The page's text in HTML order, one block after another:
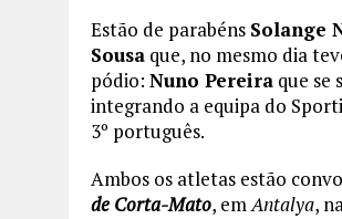
Estão de parabéns Solange
Sousa que, no mesmo dia
pódio: Nuno Pereira que se
integrando a equipa do
3º português.
Ambos os atletas estão
de Corta-Mato, emAntalya,